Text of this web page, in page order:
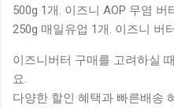
500g 1개. 이즈니 AOP 무염
250g 매일유업 1개. 이즈니 버
이즈니버터 구매를 고려하실
요.
다양한 할인 혜택과 빠른배송